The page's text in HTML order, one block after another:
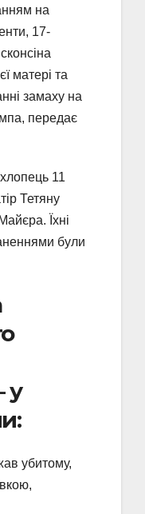
на
17-
матері та
замаху на
передає
11
Тетяну
Їхні
були
у
убитому,